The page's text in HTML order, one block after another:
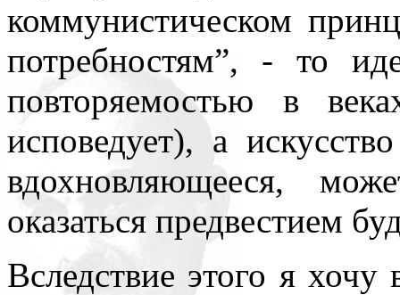
коммунистическом
потребностям”, - то
повторяемостью в
исповедует), а
вдохновляющееся,
оказаться предвестием
Вследствие этого я хочу